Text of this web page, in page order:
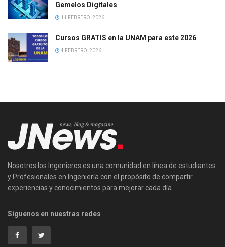
Gemelos Digitales
11 FEBRERO, 2026
Cursos GRATIS en la UNAM para este 2026
4 FEBRERO, 2026
Nosotros los Ingenieros es una comunidad en línea de estudiantes
y Profesionales en Ingeniería con el propósito de compartir
experiencias y conocimientos para mejorar cada día.
Síguenos en nuestras redes